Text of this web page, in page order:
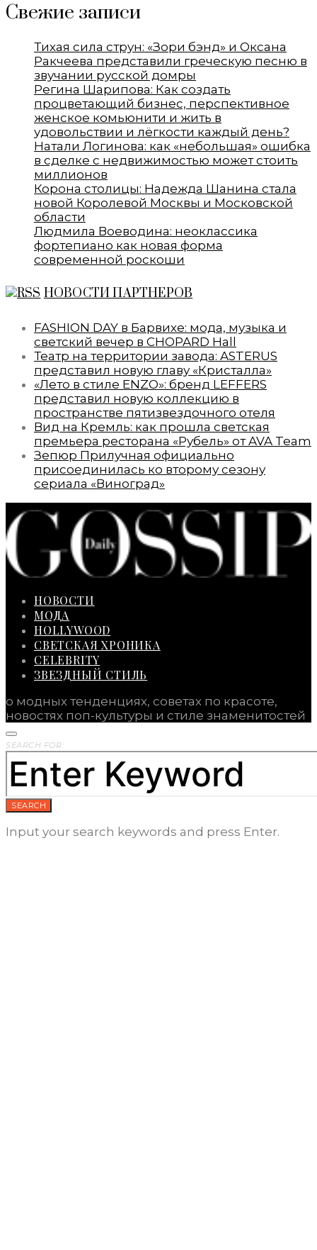
Свежие записи
Тихая сила струн: «Зори бэнд» и Оксана
Ракчеева представили греческую песню в
звучании русской домры
Регина Шарипова: Как создать
процветающий бизнес, перспективное
женское комьюнити и жить в
удовольствии и лёгкости каждый день?
Натали Логинова: как «небольшая» ошибка
в сделке с недвижимостью может стоить
миллионов
Корона столицы: Надежда Шанина стала
новой Королевой Москвы и Московской
области
Людмила Воеводина: неоклассика
фортепиано как новая форма
современной роскоши
НОВОСТИ ПАРТНЕРОВ
FASHION DAY в Барвихе: мода, музыка и
светский вечер в CHOPARD Hall
Театр на территории завода: ASTERUS
представил новую главу «Кристалла»
«Лето в стиле ENZO»: бренд LEFFERS
представил новую коллекцию в
пространстве пятизвездочного отеля
Вид на Кремль: как прошла светская
премьера ресторана «Рубель» от AVA Team
Зепюр Прилучная официально
присоединилась ко второму сезону
сериала «Виноград»
НОВОСТИ
МОДА
HOLLYWOOD
СВЕТСКАЯ ХРОНИКА
CELEBRITY
ЗВЕЗДНЫЙ СТИЛЬ
о модных тенденциях, советах по красоте,
новостях поп-культуры и стиле знаменитостей
SEARCH FOR:
SEARCH
Input your search keywords and press Enter.